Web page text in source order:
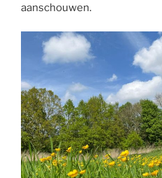
aanschouwen.